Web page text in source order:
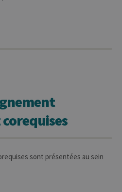
sont présentées au sein